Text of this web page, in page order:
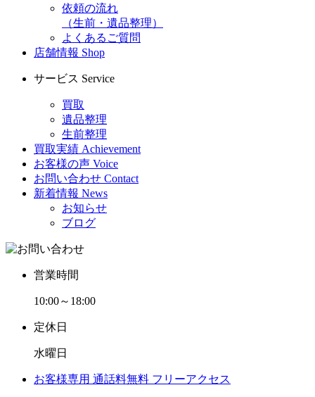
依頼の流れ
（生前・遺品整理）
よくあるご質問
店舗情報 Shop
サービス Service
買取
遺品整理
生前整理
買取実績 Achievement
お客様の声 Voice
お問い合わせ Contact
新着情報 News
お知らせ
ブログ
営業時間
10:00～18:00
定休日
水曜日
お客様専用 通話料無料 フリーアクセス